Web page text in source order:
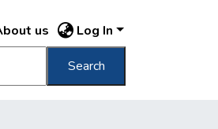
us Log In
Search